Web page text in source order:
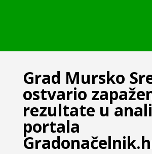
Grad Mursko
ostvario
rezultate u
portala